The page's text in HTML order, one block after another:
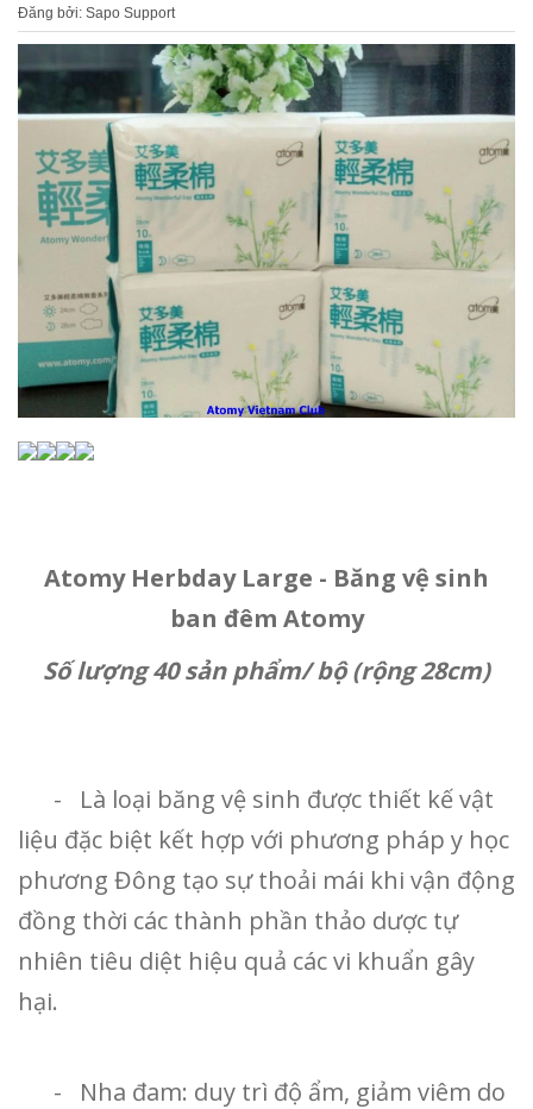
Đăng bởi: Sapo Support
Atomy Herbday Large - Băng vệ sinh
ban đêm Atomy
Số lượng 40 sản phẩm/ bộ (rộng 28cm)
- Là loại băng vệ sinh được thiết kế vật
liệu đặc biệt kết hợp với phương pháp y học
phương Đông tạo sự thoải mái khi vận động
đồng thời các thành phần thảo dược tự
nhiên tiêu diệt hiệu quả các vi khuẩn gây
hại.
- Nha đam: duy trì độ ẩm, giảm viêm do